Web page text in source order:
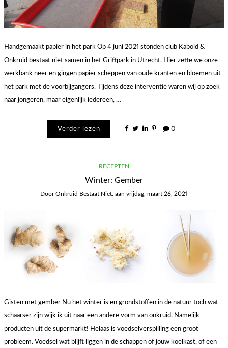
Handgemaakt papier in het park Op 4 juni 2021 stonden club Kabold &
Onkruid bestaat niet samen in het Griftpark in Utrecht. Hier zette we onze
werkbank neer en gingen papier scheppen van oude kranten en bloemen uit
het park met de voorbijgangers. Tijdens deze interventie waren wij op zoek
naar jongeren, maar eigenlijk iedereen, …
Verder lezen 0
RECEPTEN
Winter: Gember
DoorOnkruid Bestaat Niet. aan vrijdag, maart 26, 2021
Gisten met gember Nu het winter is en grondstoffen in de natuur toch wat
schaarser zijn wijk ik uit naar een andere vorm van onkruid. Namelijk
producten uit de supermarkt! Helaas is voedselverspilling een groot
probleem. Voedsel wat blijft liggen in de schappen of jouw koelkast, of een